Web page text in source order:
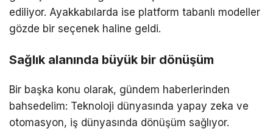
ediliyor. Ayakkabılarda ise platform tabanlı modeller
gözde bir seçenek haline geldi.
Sağlık alanında büyük bir dönüşüm
Bir başka konu olarak, gündem haberlerinden
bahsedelim: Teknoloji dünyasında yapay zeka ve
otomasyon, iş dünyasında dönüşüm sağlıyor.